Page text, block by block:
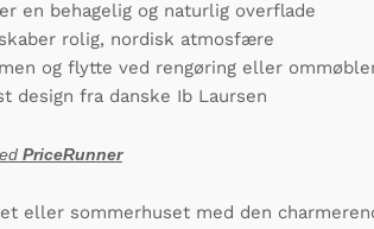
en behagelig og naturlig overflade
rolig, nordisk atmosfære
og flytte ved rengøring eller
design fra danske Ib Laursen
PriceRunner
eller sommerhuset med den